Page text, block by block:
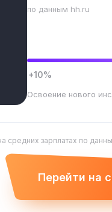
по данным hh.ru
+10%
Освоение нового
средних зарплатах по
Перейти на